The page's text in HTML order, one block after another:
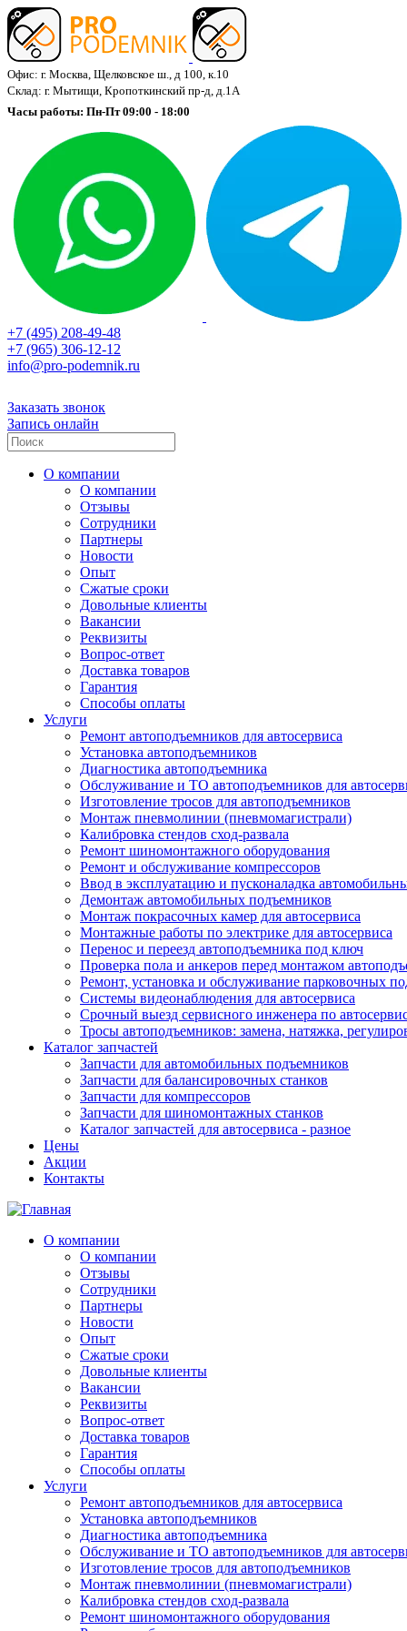
Офис: г. Москва, Щелковское ш., д 100, к.10
Склад: г. Мытищи, Кропоткинский пр-д, д.1А
Часы работы: Пн-Пт 09:00 - 18:00
+7 (495) 208-49-48
+7 (965) 306-12-12
info@pro-podemnik.ru
Заказать звонок
Запись онлайн
О компании
О компании
Отзывы
Сотрудники
Партнеры
Новости
Опыт
Сжатые сроки
Довольные клиенты
Вакансии
Реквизиты
Вопрос-ответ
Доставка товаров
Гарантия
Способы оплаты
Услуги
Ремонт автоподъемников для автосервиса
Установка автоподъемников
Диагностика автоподъемника
Обслуживание и ТО автоподъемников для
Изготовление тросов для автоподъемников
Монтаж пневмолинии (пневмомагистрали)
Калибровка стендов сход-развала
Ремонт шиномонтажного оборудования
Ремонт и обслуживание компрессоров
Ввод в эксплуатацию и пусконаладка
Демонтаж автомобильных подъемников
Монтаж покрасочных камер для автосервиса
Монтажные работы по электрике для автосервиса
Перенос и переезд автоподъемника под ключ
Проверка пола и анкеров перед монтажом
Ремонт, установка и обслуживание парковочных
Системы видеонаблюдения для автосервиса
Срочный выезд сервисного инженера по
Тросы автоподъемников: замена, натяжка,
Каталог запчастей
Запчасти для автомобильных подъемников
Запчасти для балансировочных станков
Запчасти для компрессоров
Запчасти для шиномонтажных станков
Каталог запчастей для автосервиса - разное
Цены
Акции
Контакты
О компании
О компании
Отзывы
Сотрудники
Партнеры
Новости
Опыт
Сжатые сроки
Довольные клиенты
Вакансии
Реквизиты
Вопрос-ответ
Доставка товаров
Гарантия
Способы оплаты
Услуги
Ремонт автоподъемников для автосервиса
Установка автоподъемников
Диагностика автоподъемника
Обслуживание и ТО автоподъемников для
Изготовление тросов для автоподъемников
Монтаж пневмолинии (пневмомагистрали)
Калибровка стендов сход-развала
Ремонт шиномонтажного оборудования